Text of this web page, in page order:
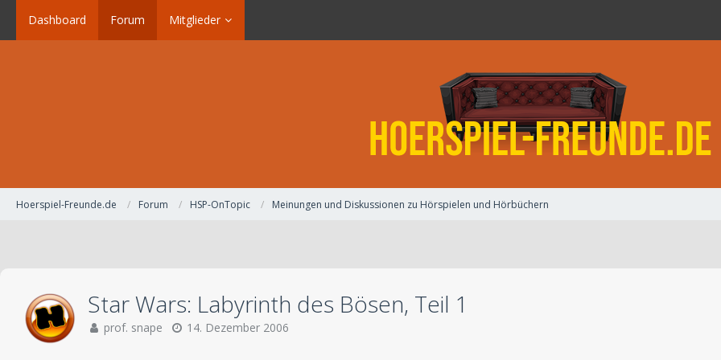
Dashboard Forum Mitglieder
Hoerspiel-Freunde.de Forum HSP-OnTopic Meinungen und Diskussionen zu Hörspielen und Hörbüchern
Star Wars: Labyrinth des Bösen, Teil 1
prof. snape 14. Dezember 2006